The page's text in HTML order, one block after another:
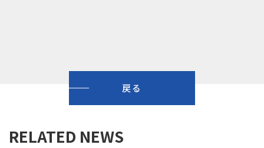
戻る
RELATED NEWS